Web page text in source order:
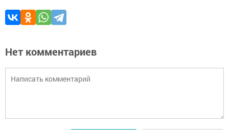
Нет комментариев